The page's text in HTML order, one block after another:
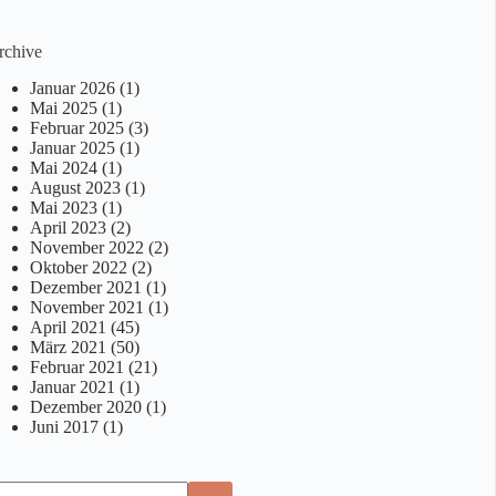
Januar 2026(1)
Mai 2025(1)
Februar 2025(3)
Januar 2025(1)
Mai 2024(1)
August 2023(1)
Mai 2023(1)
April 2023(2)
November 2022 (2)
Oktober 2022 (2)
Dezember 2021 (1)
November 2021 (1)
April 2021 (45)
März 2021 (50)
Februar 2021 (21)
Januar 2021 (1)
Dezember 2020(1)
Juni 2017(1)